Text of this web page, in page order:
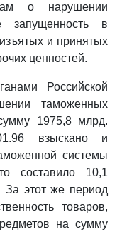
о нарушении
запущенность в
и принятых
ценностей.
Российской
таможенных
1975,8 млрд.
взыскано и
системы
составило 10,1
За этот же период
товаров,
на сумму